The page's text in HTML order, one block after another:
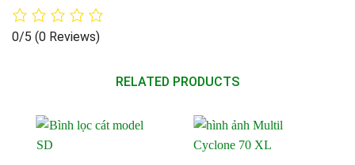
0/5 (0 Reviews)
RELATED PRODUCTS